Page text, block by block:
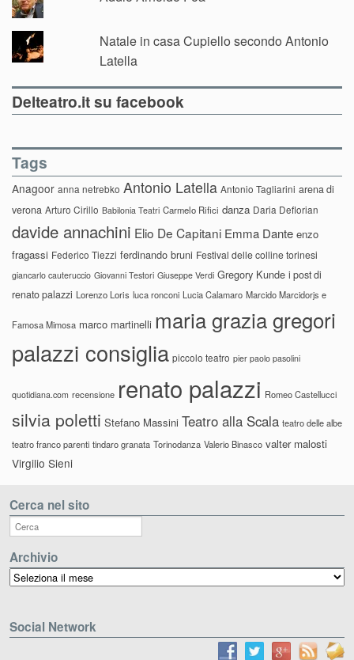
Natale in casa Cupiello secondo Antonio
Latella
Delteatro.it su facebook
Tags
Anagoor anna netrebko Antonio Latella Antonio Tagliarini arena di
verona Arturo Cirillo Babilonia Teatri Carmelo Rifici danza Daria Deflorian
davide annachini Elio De Capitani Emma Dante enzo
fragassi Federico Tiezzi ferdinando bruni Festival delle colline torinesi
giancarlo cauteruccio Giovanni Testori Giuseppe Verdi Gregory Kunde i post di
renato palazzi Lorenzo Loris luca ronconi Lucia Calamaro Marcido Marcidorjs e
Famosa Mimosa marco martinelli maria grazia gregori
palazzi consiglia piccolo teatro pier paolo pasolini
quotidiana.com recensione renato palazzi Romeo Castellucci
silvia poletti Stefano Massini Teatro alla Scala teatro delle albe
teatro franco parenti tindaro granata Torinodanza Valerio Binasco valter malosti
Virgilio Sieni
Cerca nel sito
Archivio
Archivio
Social Network